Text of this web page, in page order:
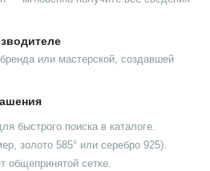
или мастерской, создавшей
быстрого поиска в каталоге.
золото 585° или серебро 925).
общепринятой сетке.